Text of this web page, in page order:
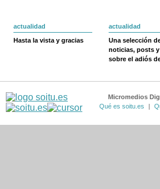
actualidad
Hasta la vista y gracias
actualidad
Una selección
noticias, posts
sobre el adiós
Micromedios
Qué es soitu.es
|